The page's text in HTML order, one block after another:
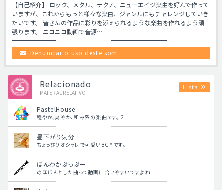
【自己紹介】 ロック、メタル、テクノ、ニューエイジ楽曲を好んで作って
いますが、これからもっと様々な楽曲、ジャンルにもチャレンジしていき
たいです。 皆さんの作品に彩りを添えられるような楽曲を作れるよう頑
張ります。 ニコニコ動画で音源…
Denunciar o uso deste som
Relacionado
MATERIAL RELATIVO
Lista
PastelHouse
穏やか、爽やか、和み系の楽曲です。 2…
昼下がり気分
ちょっぴりオシャレで可愛いBGMです。 …
ほんわかぷっぷー
のほほんとした曲って動画に合いやすいですよね…